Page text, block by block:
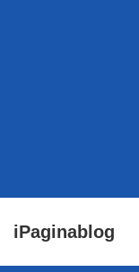
passer
iPaginablog